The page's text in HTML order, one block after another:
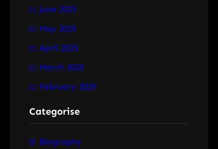
June 2025
May 2025
April 2025
March 2025
February 2025
Categorise
Biography